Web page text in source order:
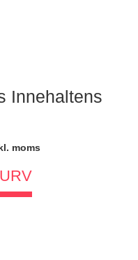
Innehaltens
moms